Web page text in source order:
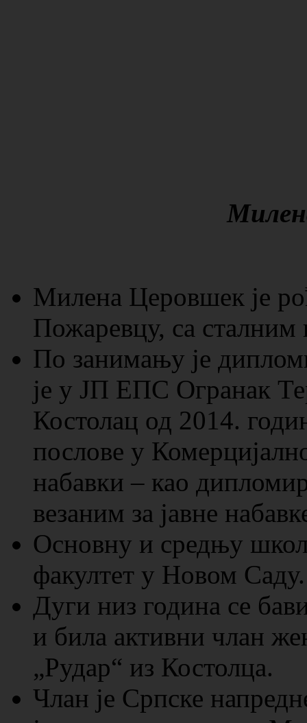
Милена Церовшек је
Пожаревцу, са
По занимању је
је у ЈП ЕПС Огранак
Костолац од 2014.
послове у
набавки – као
везаним за јавне
Основну и средњу
факултет у Новом Саду.
Дуги низ година се
и била активни члан
„Рудар“ из Костолца.
Члан је Српске